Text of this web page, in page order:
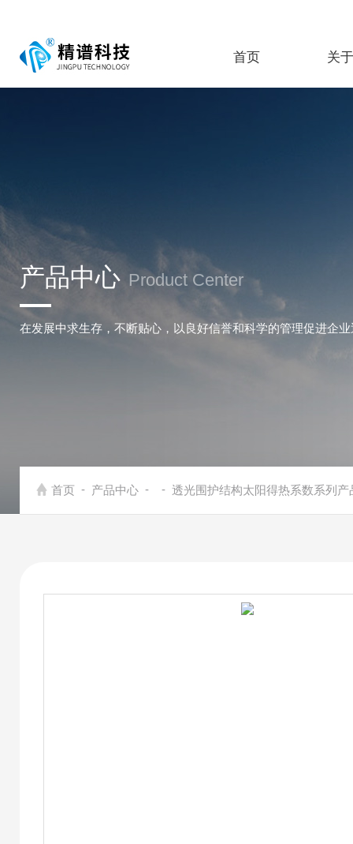
首页 关
产品中心 Product Center
在发展中求生存，不断贴心，以良好信誉和科学的管理促进企
首页 - 产品中心 - - 透光围护结构太阳得热系数系列产